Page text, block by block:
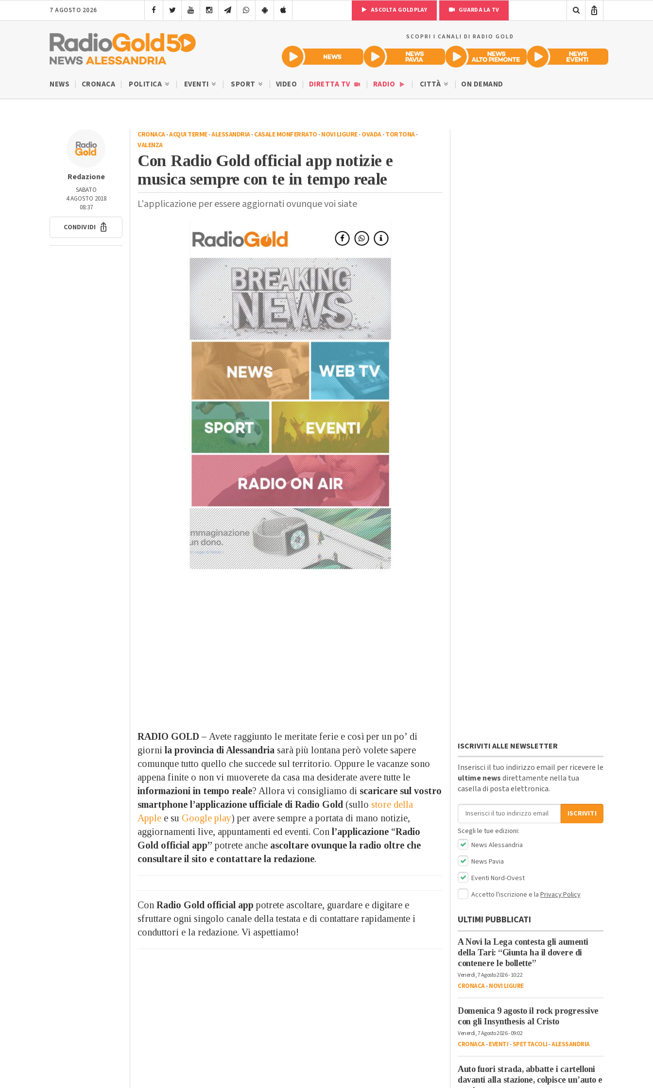
7 AGOSTO 2026 ASCOLTA GOLDPLAY GUARDA LA TV
SCOPRI I CANALI DI RADIO GOLD
NEWS CRONACA POLITICA EVENTI SPORT VIDEO DIRETTA TV RADIO CITTÀ ON DEMAND
Redazione
SABATO
4 AGOSTO 2018
08:37
CONDIVIDI
CRONACA-ACQUI TERME-ALESSANDRIA-CASALE MONFERRATO-NOVI LIGURE-OVADA-TORTONA-
VALENZA
Con Radio Gold official app notizie e
musica sempre con te in tempo reale
L'applicazione per essere aggiornati ovunque voi siate
RADIO GOLD – Avete raggiunto le meritate ferie e così per un po’ di
giorni la provincia di Alessandria sarà più lontana però volete sapere
comunque tutto quello che succede sul territorio. Oppure le vacanze sono
appena finite o non vi muoverete da casa ma desiderate avere tutte le
informazioni in tempo reale? Allora vi consigliamo di scaricare sul vostro
smartphone l’applicazione ufficiale di Radio Gold (sullo store della
Apple e su Google play) per avere sempre a portata di mano notizie,
aggiornamenti live, appuntamenti ed eventi. Con l’applicazione “Radio
Gold official app” potrete anche ascoltare ovunque la radio oltre che
consultare il sito e contattare la redazione.
Con Radio Gold official app potrete ascoltare, guardare e digitare e
sfruttare ogni singolo canale della testata e di contattare rapidamente i
conduttori e la redazione. Vi aspettiamo!
ISCRIVITI ALLE NEWSLETTER
Inserisci il tuo indirizzo email per ricevere le
ultime newsdirettamente nella tua
casella di posta elettronica.
Indirizzo email
ISCRIVITI
Scegli le tue edizioni:
News Alessandria
News Pavia
Eventi Nord-Ovest
Accetto l'iscrizione e la Privacy Policy
ULTIMI PUBBLICATI
A Novi la Lega contesta gli aumenti
della Tari: “Giunta ha il dovere di
contenere le bollette”
Venerdì, 7 Agosto 2026 - 10:22
CRONACA-NOVI LIGURE
Domenica 9 agosto il rock progressive
con gli Insynthesis al Cristo
Venerdì, 7 Agosto 2026 - 09:02
CRONACA-EVENTI-SPETTACOLI-ALESSANDRIA
Auto fuori strada, abbatte i cartelloni
davanti alla stazione, colpisce un’auto e